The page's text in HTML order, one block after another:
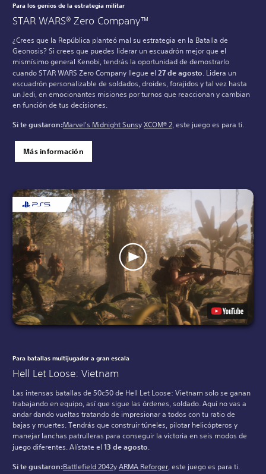
Para los genios de la estrategia militar
STAR WARS® Zero Company™
¿Crees que la República planteó mal su estrategia en la Batalla de
Geonosis? Si crees que puedes liderar un escuadrón mejor que el
mismísimo general Kenobi, tendrás la oportunidad de demostrarlo
cuando STAR WARS Zero Company llegue el 27 de agosto. Lidera un
escuadrón personalizable de soldados, droides, forajidos y tal vez hasta
un Jedi, en emocionantes misiones por turnos que reaccionan y cambian
en función de tus decisiones.
Si te gustaron:Marvel's Midnight SunsyXCOM® 2, este juego es para ti.
Más información
Para batallas multijugador a gran escala
Hell Let Loose: Vietnam
Las intensas batallas de 50c50 de Hell Let Loose: Vietnam solo se ganan
trabajando en equipo, así que sigue las órdenes, soldado. Aquí no vas a
andar dando vueltas tratando de impresionar a todos con tu ratio de
bajas y muertes. Tendrás que construir túneles, pilotar helicópteros y
manejar lanchas patrulleras para conseguir la victoria en seis modos de
juego diferentes. Alístate el 13 de agosto.
Si te gustaron:Battlefield 2042yARMA Reforger, este juego es para ti.